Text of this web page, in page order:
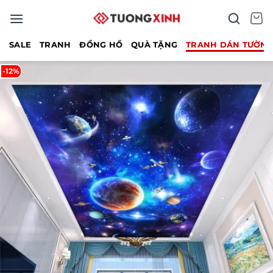
qua
SALE TRANH ĐỒNG HỒ QUÀ TẶNG TRANH DÁN
-12%